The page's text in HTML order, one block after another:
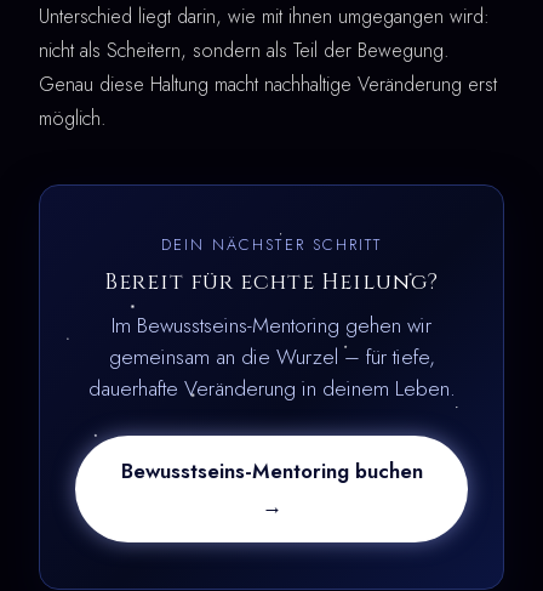
Unterschied liegt darin, wie mit ihnen umgegangen wird:
nicht als Scheitern, sondern als Teil der Bewegung.
Genau diese Haltung macht nachhaltige Veränderung erst
möglich.
DEIN NÄCHSTER SCHRITT
Bereit für echte Heilung?
Im Bewusstseins-Mentoring gehen wir
gemeinsam an die Wurzel – für tiefe,
dauerhafte Veränderung in deinem Leben.
Bewusstseins-Mentoring buchen
→